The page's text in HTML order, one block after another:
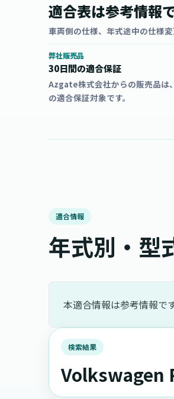
適合表は参考情報
車両側の仕様、年式途中の仕様
弊社販売品
30日間の適合保証
Azgate株式会社からの販売品は
の適合保証対象です。
適合情報
年式別・型
本適合情報は参考情報で
検索結果
Volkswagen